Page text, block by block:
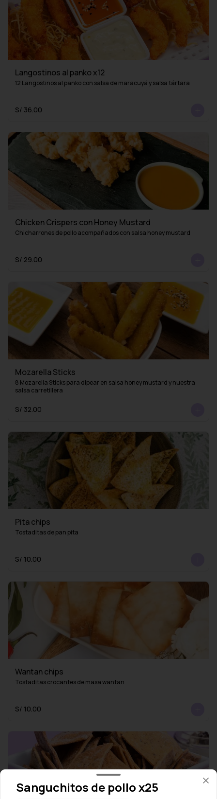
Langostinos al panko x12
12 Langostinos al panko con salsa de maracuyá y salsa tártara
S/ 36.00
Chicken Crispers con Honey Mustard
Chicharrones de pollo acompañados con salsa honey mustard
S/ 29.00
Mozarella Sticks
8 Mozarella Sticks para dipear en salsa honey mustard y nuestra
salsa carretillera
S/ 32.00
Pita chips
Tostaditas de pan pita
S/ 10.00
Wantan chips
Tostaditas crocantes de masa wantan
S/ 10.00
Sanguchitos de pollo x25